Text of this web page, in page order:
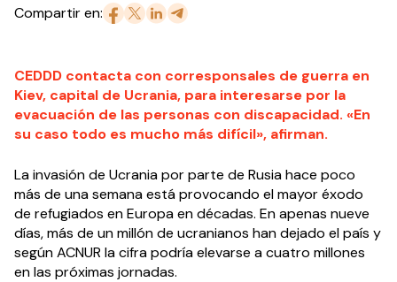
Compartir en:
CEDDD contacta con corresponsales de guerra en
Kiev, capital de Ucrania, para interesarse por la
evacuación de las personas con discapacidad. «En
su caso todo es mucho más difícil», afirman.
La invasión de Ucrania por parte de Rusia hace poco
más de una semana está provocando el mayor éxodo
de refugiados en Europa en décadas. En apenas nueve
días, más de un millón de ucranianos han dejado el país y
según ACNUR la cifra podría elevarse a cuatro millones
en las próximas jornadas.